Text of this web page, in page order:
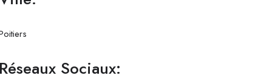
Sociaux: